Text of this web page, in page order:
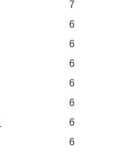
7
6
6
6
6
6
6
6